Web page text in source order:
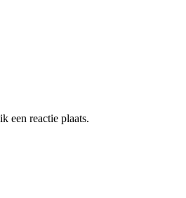
een reactie plaats.